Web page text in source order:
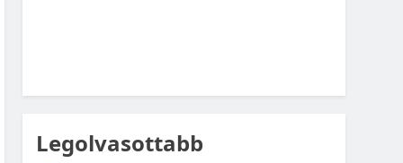
MAGYARORSZÁG SZÁMOKBAN:
Legolvasottabb